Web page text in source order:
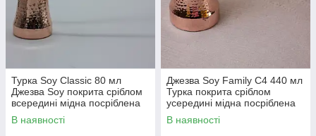
Турка Soy Classic 80 мл
Джезва Soy покрита сріблом
всередині мідна посріблена
для кави по східному
В наявності
Джезва Soy Family C4 440 мл
Турка покрита сріблом
усередині мідна посріблена
В наявності